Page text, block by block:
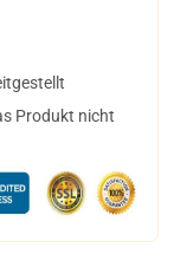
Produkt nicht